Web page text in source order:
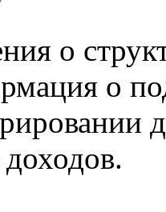
о
о
доходов.